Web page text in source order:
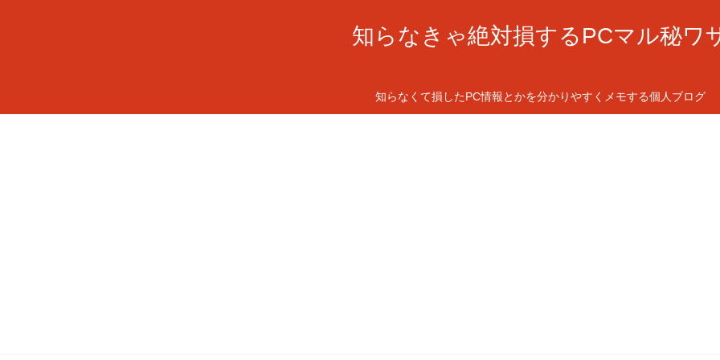
知らなきゃ絶対損するPCマル秘ワ
知らなくて損したPC情報とかを分かりやすくメモする個人ブログ